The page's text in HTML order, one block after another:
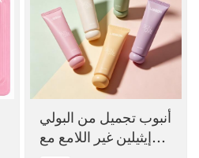
أنبوب تجميل من البولي
إيثيلين غير اللامع مع